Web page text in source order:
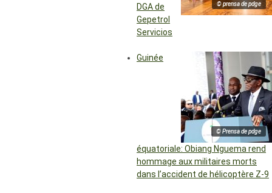
© prensa de pdge
DGA de
Gepetrol
Servicios
© Prensa de pdge
Guinée
équatoriale: Obiang Nguema rend
hommage aux militaires morts
dans l’accident de hélicoptère Z-9